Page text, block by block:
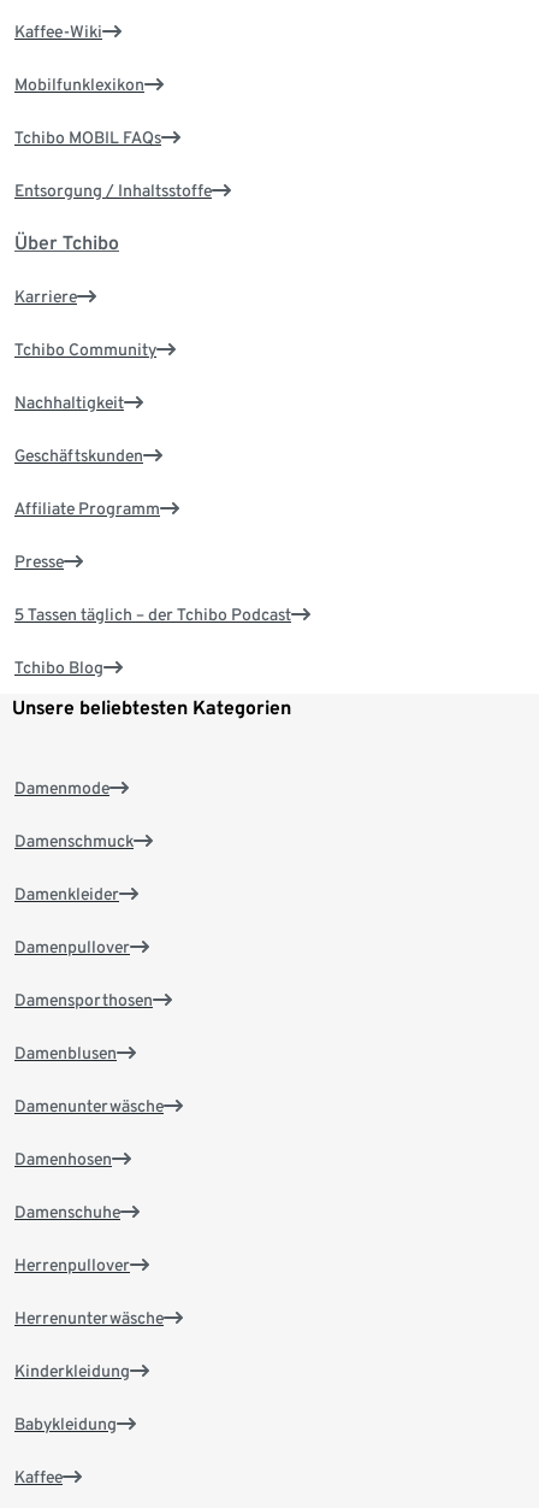
Kaffee-Wiki
Mobilfunklexikon
Tchibo MOBIL FAQs
Entsorgung / Inhaltsstoffe
Über Tchibo
Karriere
Tchibo Community
Nachhaltigkeit
Geschäftskunden
Affiliate Programm
Presse
5 Tassen täglich – der Tchibo Podcast
Tchibo Blog
Unsere beliebtesten Kategorien
Damenmode
Damenschmuck
Damenkleider
Damenpullover
Damensporthosen
Damenblusen
Damenunterwäsche
Damenhosen
Damenschuhe
Herrenpullover
Herrenunterwäsche
Kinderkleidung
Babykleidung
Kaffee